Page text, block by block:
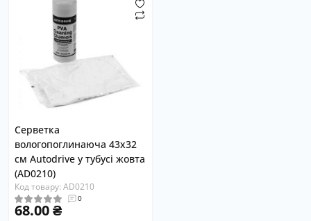
Серветка
вологопоглинаюча 43х32
см Autodrive у тубусі жовта
(AD0210)
Код товару: AD0210
0
68.00 ₴